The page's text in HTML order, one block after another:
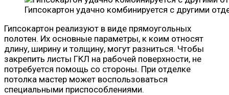
Гипсокартон удачно комбинируется с другими
Гипсокартон реализуют в виде прямоугольных
полотен. Их основные параметры, к коим относят
длину, ширину и толщину, могут разниться. Чтобы
закрепить листы ГКЛ на рабочей поверхности, не
потребуется помощь со стороны. При отделке
потолка мастер может воспользоваться
специальными приспособлениями.